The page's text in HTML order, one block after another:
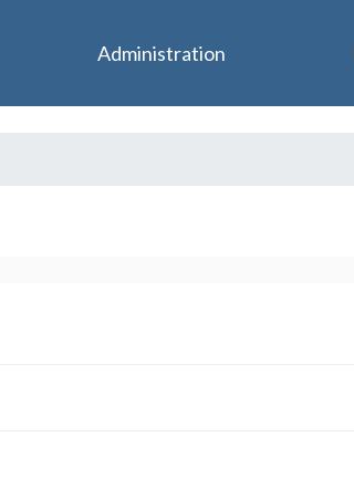
Administration